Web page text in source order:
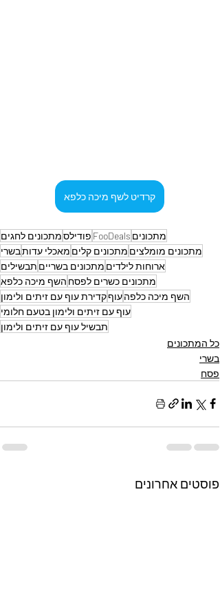
קרדיט לשף מיכה כלפא
מתכונים FooDeals פודילסמתכונים לחגים
מתכונים מומלצים מתכונים קלים מאכלי עדותבשרי
ארוחות לילדים מתכונים בשריים תבשילים
מתכונים כשרים לפסח השף מיכה כלפא
השף מיכה כלפהעוףקדירת עוף עם זיתים ולימון
עוף עם זיתים ולימון בטעם חלומי
תבשיל עוף עם זיתים ולימון
כל המתכונים
בשרי
פסח
פוסטים אחרונים